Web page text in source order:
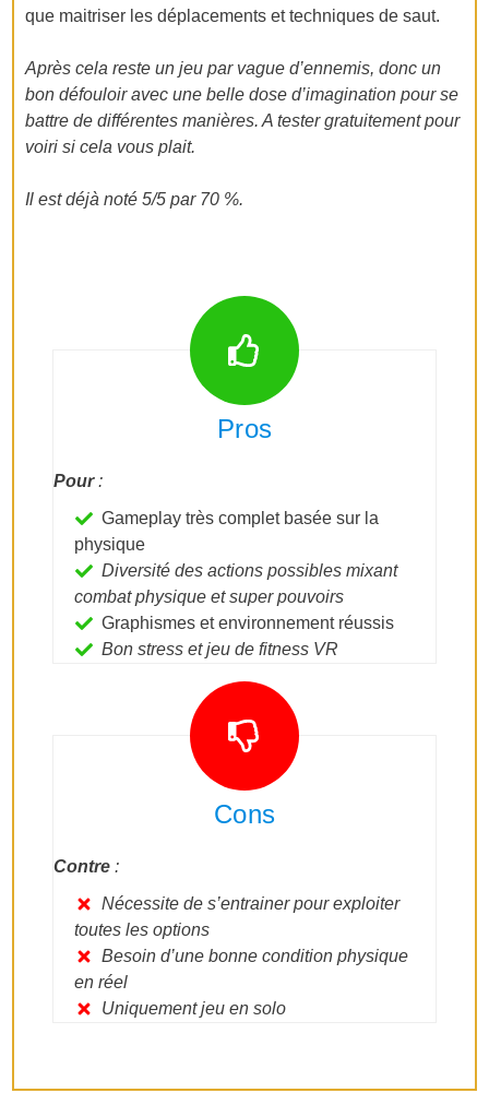
que maitriser les déplacements et techniques de saut.
Après cela reste un jeu par vague d’ennemis, donc un
bon défouloir avec une belle dose d’imagination pour se
battre de différentes manières. A tester gratuitement pour
voiri si cela vous plait.
Il est déjà noté 5/5 par 70 %.
Pros
Pour:
Gameplay très complet basée sur la
physique
Diversité des actions possibles mixant
combat physique et super pouvoirs
Graphismes et environnement réussis
Bon stress et jeu de fitness VR
Cons
Contre :
Nécessite de s’entrainer pour exploiter
toutes les options
Besoin d’une bonne condition physique
en réel
Uniquement jeu en solo